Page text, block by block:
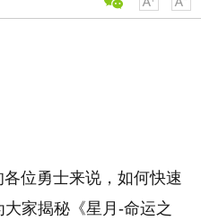
位勇士来说，如何快速
家揭秘《星月-命运之